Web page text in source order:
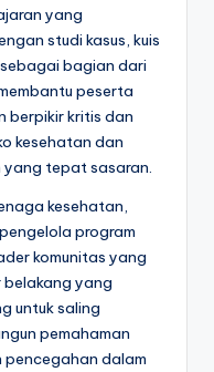
yang
studi kasus, kuis
bagian dari
peserta
berpikir kritis dan
kesehatan dan
yang tepat sasaran.
kesehatan,
program
komunitas yang
yang
untuk saling
pemahaman
pencegahan dalam